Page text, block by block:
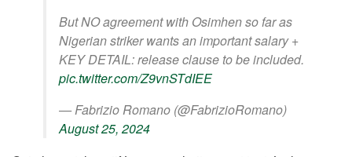
But NO agreement with Osimhen so far as
Nigerian striker wants an important salary +
KEY DETAIL: release clause to be included.
pic.twitter.com/Z9vnSTdIEE
— Fabrizio Romano (@FabrizioRomano)
August 25, 2024